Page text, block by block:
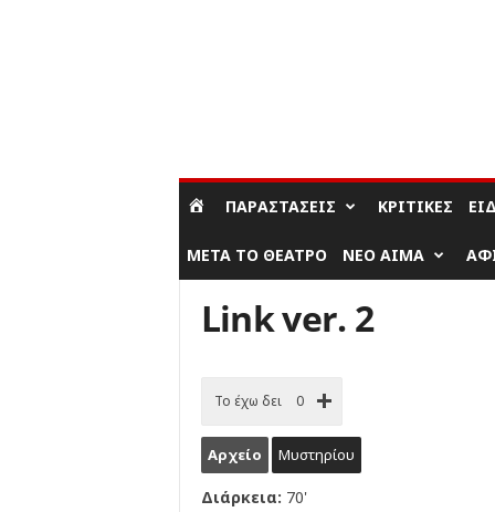
ΠΑΡΑΣΤΆΣΕΙΣ ΚΡΙΤΙΚΈΣ
ΜΕΤΆ ΤΟ ΘΈΑΤΡΟ ΝΈΟ ΑΊΜΑ
Link ver. 2
Το έχω δει 0
Αρχείο Μυστηρίου
Διάρκεια: 70'